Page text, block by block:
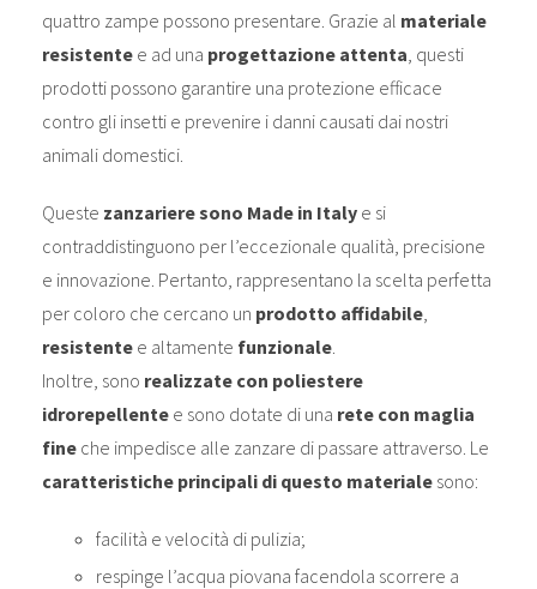
quattro zampe possono presentare. Grazie al materiale
resistentee ad una progettazione attenta , questi
prodotti possono garantire una protezione efficace
contro gli insetti e prevenire i danni causati dai nostri
animali domestici.
Queste zanzariere sono Made in Italy e si
contraddistinguono per l’eccezionale qualità, precisione
e innovazione. Pertanto, rappresentano la scelta perfetta
per coloro che cercano un prodotto affidabile,
resistentee altamente funzionale.
Inoltre, sono realizzate con poliestere
idrorepellente e sono dotate di una rete con maglia
fineche impedisce alle zanzare di passare attraverso. Le
caratteristiche principali di questo materialesono:
facilità e velocità di pulizia;
respinge l’acqua piovana facendola scorrere a